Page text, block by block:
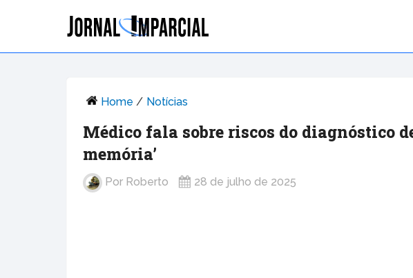
Home / Notícias
Médico fala sobre riscos do diagnóstico
memória’
Por Roberto 28 de julho de 2025